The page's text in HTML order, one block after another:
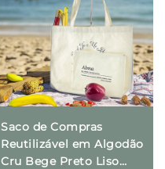
Saco de Compras
Reutilizável em Algodão
Cru Bege Preto Liso